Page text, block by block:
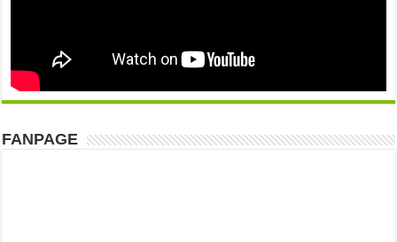
FANPAGE